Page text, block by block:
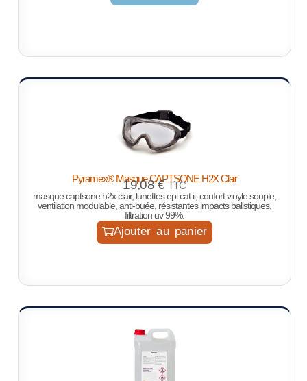
Pyramex® Masque CAPTSONE H2X Clair
19,08€ TTC
masque captsone h2x clair, lunettes epi cat ii, confort vinyle souple,
ventilation modulable, anti-buée, résistantes impacts balistiques,
filtration uv 99%.
Ajouter au panier